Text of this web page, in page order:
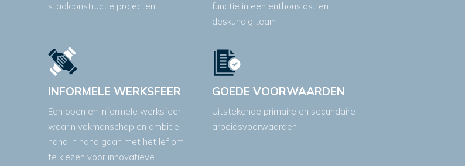
staalconstructie projecten.
functie in een enthousiast en
deskundig team.
INFORMELE WERKSFEER
Een open en informele werksfeer,
waarin vakmanschap en ambitie
hand in hand gaan met het lef om
te kiezen voor innovatieve
GOEDE VOORWAARDEN
Uitstekende primaire en secundaire
arbeidsvoorwaarden.